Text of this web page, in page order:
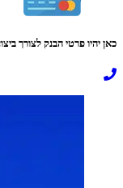
כאן יהיו פרטי הבנק לצורך